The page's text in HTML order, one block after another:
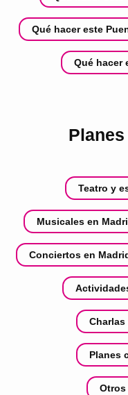
Qué hacer este
Qué hacer
Teatro y
Musicales en
Conciertos en
Charlas
Planes
Otros